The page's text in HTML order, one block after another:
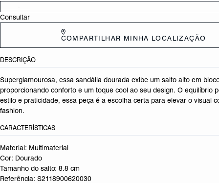
Consultar
COMPARTILHAR MINHA LOCALIZAÇÃO
DESCRIÇÃO
Superglamourosa, essa sandália dourada exibe um salto alto em
proporcionando conforto e um toque cool ao seu design. O equilíbrio
estilo e praticidade, essa peça é a escolha certa para elevar o visual
fashion.
CARACTERÍSTICAS
Material: Multimaterial
Cor: Dourado
Tamanho do salto: 8.8 cm
Referência: S2118900620030